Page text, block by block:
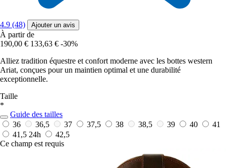
4.9 (48) Ajouter un avis
À partir de
190,00 € 133,63 € -30%
Alliez tradition équestre et confort moderne avec les bottes western
Ariat, conçues pour un maintien optimal et une durabilité
exceptionnelle.
Taille
*
Guide des tailles
36
36,5 37 37,5 38 38,5 39 40
41
41,5 24h
42,5
Ce champ est requis